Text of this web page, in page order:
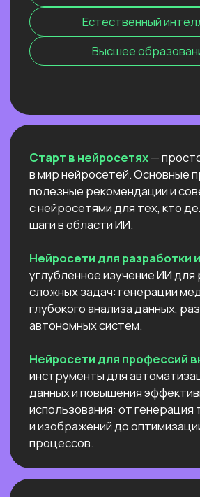
Старт в нейросетях— простое введение
в мир нейросетей. Основные принципы,
полезные рекомендации и советы по работе
с нейросетями для тех, кто делает первые
шаги в области ИИ.
Нейросети для разработки и IT
глубокого анализа данных, разработки
автономных систем.
Нейросети для профессий вне IT—
инструменты для автоматизации, анализа
данных и повышения эффективности.
рутинных процессов.
Старт в нейросетях
Нейросети для разработки и IT
Нейросети для профессий вне IT
Нейросети 28
IT-профессии 16
Для детей 8
Естественный интеллект 1